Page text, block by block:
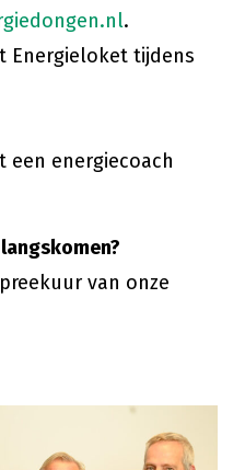
.
Energieloket tijdens
een energiecoach
van onze